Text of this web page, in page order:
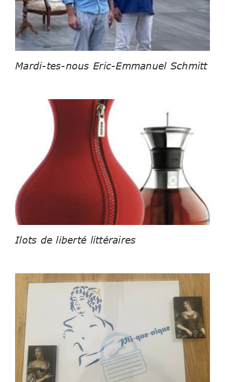
Mardi-tes-nous Eric-Emmanuel Schmitt
Ilots de liberté littéraires